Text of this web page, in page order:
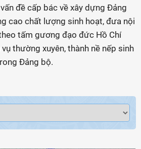
đề cấp bác về xây dựng Đảng
cao chất lượng sinh hoạt, đưa nội
tấm gương đạo đức Hồ Chí
thường xuyên, thành nề nếp sinh
Đảng bộ.